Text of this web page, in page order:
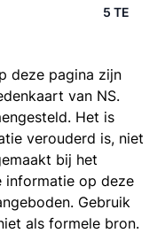
5 TE
deze pagina zijn
van NS.
Het is
verouderd is, niet
bij het
informatie op deze
Gebruik
als formele bron.